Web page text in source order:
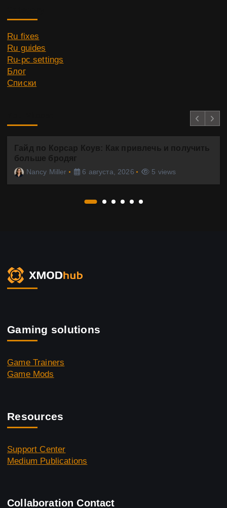
Ru fixes
Ru guides
Ru-pc settings
Блог
Списки
Гайд по Корсар Коув: Как привлечь и получить
больше бродяг
Nancy Miller 6 августа, 2026 5 views
Gaming solutions
Game Trainers
Game Mods
Resources
Support Center
Medium Publications
Collaboration Contact